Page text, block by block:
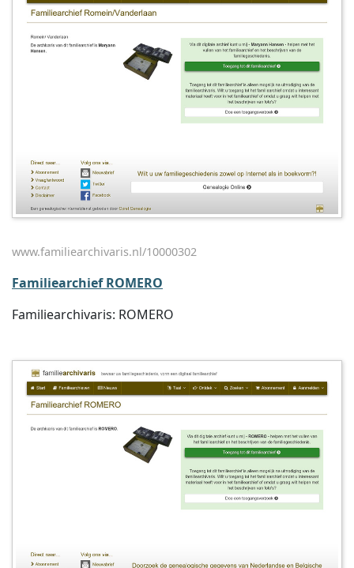
www.familiearchivaris.nl/10000302
Familiearchief ROMERO
Familiearchivaris: ROMERO